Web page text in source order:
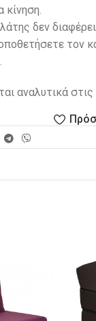
κίνηση.
δεν
τον
αναλυτικά στις